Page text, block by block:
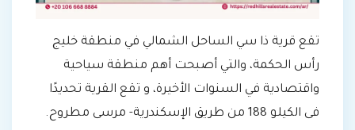
تقع قرية ذا سي الساحل الشمالي في منطقة خليج
رأس الحكمة، والتي أصبحت أهم منطقة سياحية
واقتصادية في السنوات الأخيرة، و تقع القرية تحديدًا
فى الكيلو 188 من طريق الإسكندرية- مرسى مطروح.